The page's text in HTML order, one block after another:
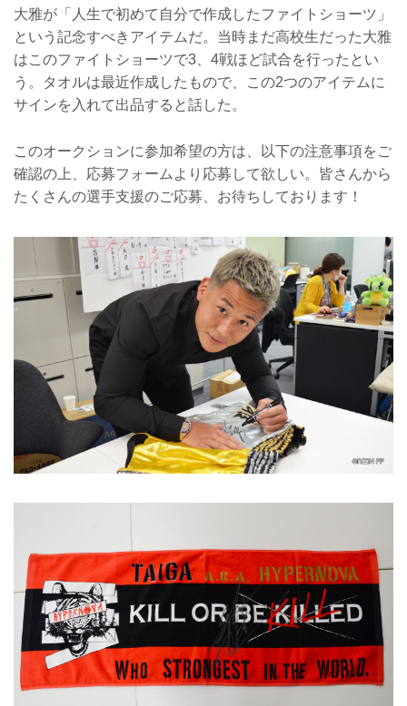
大雅が「人生で初めて自分で作成したファイトショーツ」
という記念すべきアイテムだ。当時まだ高校生だった大雅
はこのファイトショーツで3、4戦ほど試合を行ったとい
う。タオルは最近作成したもので、この2つのアイテムに
サインを入れて出品すると話した。
このオークションに参加希望の方は、以下の注意事項をご
確認の上、応募フォームより応募して欲しい。皆さんから
たくさんの選手支援のご応募、お待ちしております！